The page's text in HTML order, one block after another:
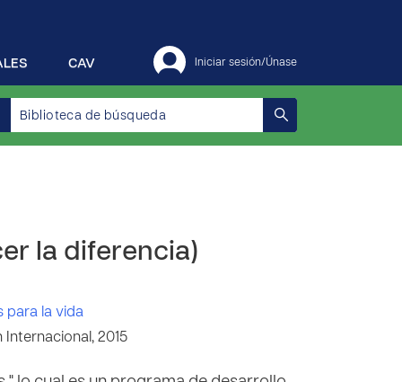
Iniciar sesión/Únase
CAV
la diferencia)
para la vida
Internacional, 2015